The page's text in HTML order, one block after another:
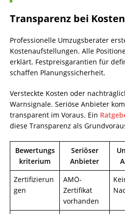
Transparenz bei
Professionelle Umzugsberater
Kostenaufstellungen. Alle
erklärt. Festpreisgarantien für
schaffen Planungssicherheit.
Versteckte Kosten oder
Warnsignale. Seriöse Anbieter
transparent im Voraus. Ein
diese Transparenz als
Bewertungs
kriterium
Seriöser
Anbieter
Zertifizierun
gen
AMÖ-
Zertifikat
vorhanden